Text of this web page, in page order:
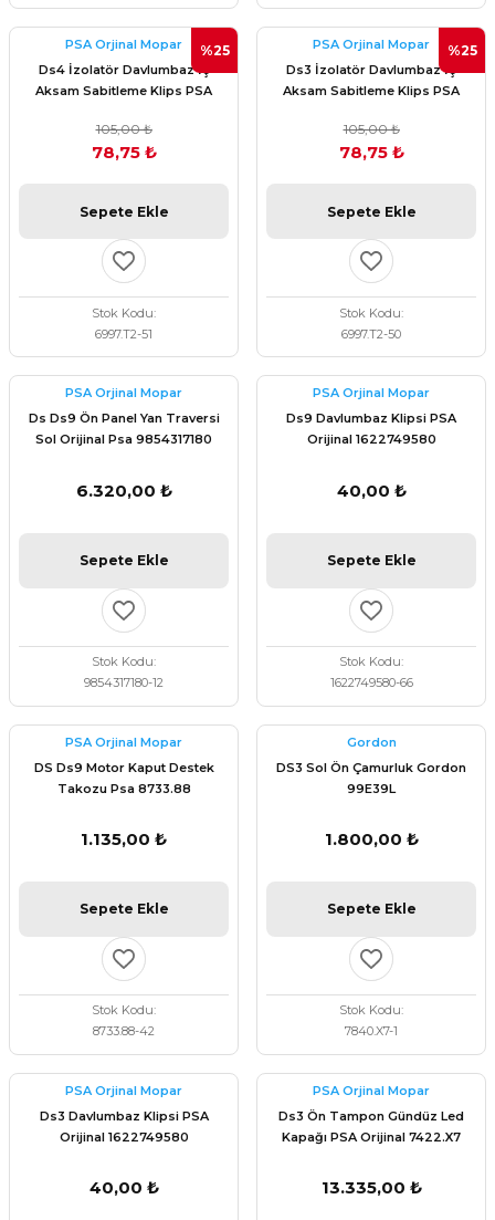
%25
PSA Orjinal Mopar
Ds4 İzolatör Davlumbaz İç
Aksam Sabitleme Klips PSA
105,00 ₺
78,75 ₺
Sepete Ekle
Stok Kodu
6997.T2-51
%25
PSA Orjinal Mopar
Ds3 İzolatör Davlumbaz İç
Aksam Sabitleme Klips PSA
105,00 ₺
78,75 ₺
Sepete Ekle
Stok Kodu
6997.T2-50
PSA Orjinal Mopar
Ds Ds9 Ön Panel Yan Traversi
Sol Orijinal Psa 9854317180
6.320,00 ₺
Sepete Ekle
Stok Kodu
9854317180-12
PSA Orjinal Mopar
Ds9 Davlumbaz Klipsi PSA
Orijinal 1622749580
40,00 ₺
Sepete Ekle
Stok Kodu
1622749580-66
PSA Orjinal Mopar
DS Ds9 Motor Kaput Destek
Takozu Psa 8733.88
1.135,00 ₺
Sepete Ekle
Stok Kodu
8733.88-42
Gordon
DS3 Sol Ön Çamurluk Gordon
99E39L
1.800,00 ₺
Sepete Ekle
Stok Kodu
7840.X7-1
PSA Orjinal Mopar
Ds3 Davlumbaz Klipsi PSA
Orijinal 1622749580
40,00 ₺
PSA Orjinal Mopar
Ds3 Ön Tampon Gündüz Led
Kapağı PSA Orijinal 7422.X7
13.335,00 ₺